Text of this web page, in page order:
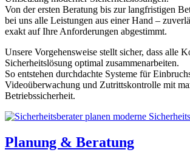
Von der ersten Beratung bis zur langfristigen
bei uns alle Leistungen aus einer Hand –
exakt auf Ihre Anforderungen abgestimmt.
Unsere Vorgehensweise stellt sicher, dass alle
Sicherheitslösung optimal zusammenarbeiten.
So entstehen durchdachte Systeme für
Videoüberwachung und Zutrittskontrolle mit
Betriebssicherheit.
Planung & Beratung